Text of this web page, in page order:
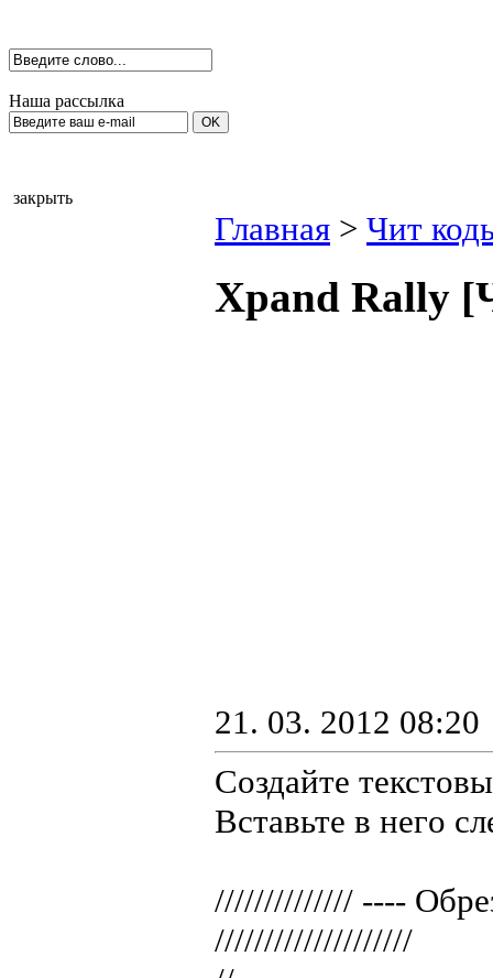
Наша рассылка
закрыть
Главная > Чит
Храnd Rаllу
21. 03. 2012 08:20
Создайте
Bcтaвьтe в нeгo
////////////// ----
////////////////////